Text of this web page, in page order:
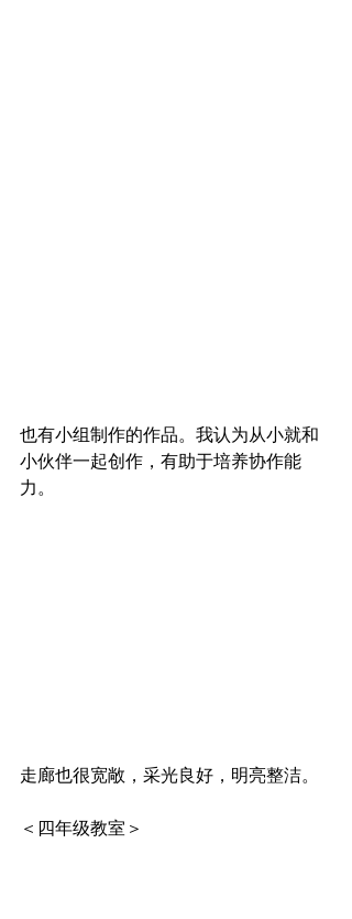
也有小组制作的作品。我认为从小就和
小伙伴一起创作，有助于培养协作能
力。
走廊也很宽敞，采光良好，明亮整洁。
＜四年级教室＞